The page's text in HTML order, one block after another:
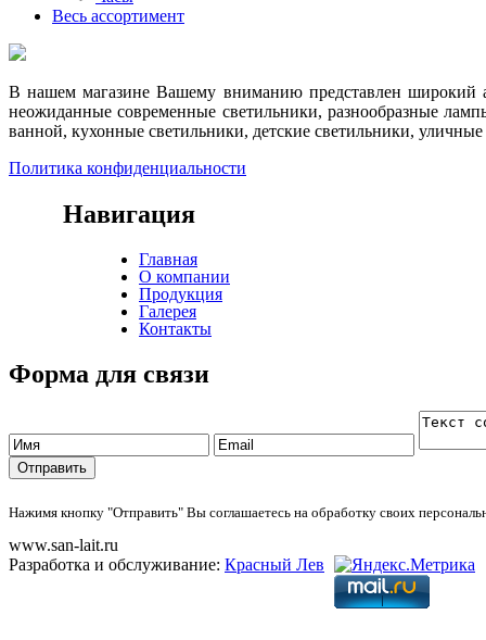
Весь ассортимент
В нашем магазине Вашему вниманию представлен широкий
неожиданные современные светильники, разнообразные
ванной, кухонные светильники, детские светильники,
Политика конфиденциальности
Навигация
Главная
О компании
Продукция
Галерея
Контакты
Форма для связи
Нажимя кнопку "Отправить" Вы соглашаетесь на обработку своих
www.san-lait.ru
Разработка и обслуживание: Красный Лев